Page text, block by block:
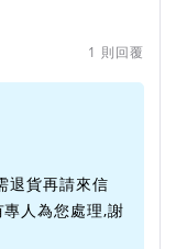
1 則回覆
退貨再請來信
人為您處理,謝